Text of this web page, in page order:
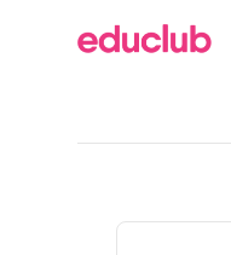
Educlub